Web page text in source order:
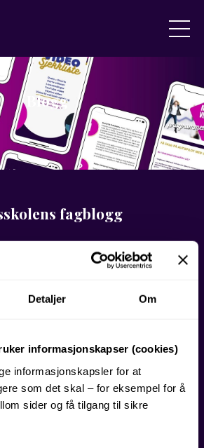
Detaljer Om
informasjonskapser (cookies)
informasjonskapsler for at
som det skal – for eksempel for å
sider og få tilgang til sikre
Blogg
fagblogg
i videomarkedsføring,
og tips for bedrifter som ønsker å
Vårt innhold er
både dybdeartikler og
YouTube-videoer, må du